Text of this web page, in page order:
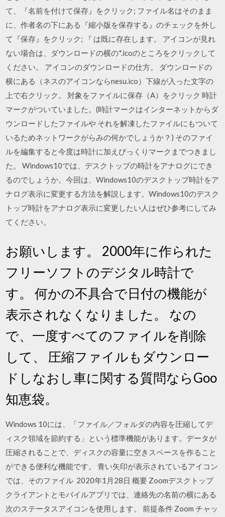
て、『名前を付けて保存』をクリック; ファイル名はそのまま
に、作者名の下にある『縮小版を保存する』のチェックを外し
て『保存』をクリック; 『 は既に存在します。 アイコンが見れ
ない場合は、ダウンロードの横の*.icoのところをクリックして
ください。 アイコンのダウンロードの仕方。 ダウンロードの
横にある（ネスのアイコンならnesu.ico）下線が入った文字の
上で右クリック。 対象をファイルに保存（A）をクリック 時計
マークがついていました。(時計マークはインターネットからダ
ウンロードしたファイルや それを解凍したファイルにもついて
いるためネットワークがらみの何かでしょうか？) そのファイ
ルを編集すると今度は時計に加えびっくりマークまでつきまし
た。 Windows10では、デスクトップの時計をアナログにでき
るのでしょうか。今回は、Windows10のデスクトップ時計をア
ナログ表示に変更する方法を解説します。Windows10のデスク
トップ時計をアナログ表示に変更したい人はぜひ参考にしてみ
てください。
お願いします。 2000年に作られた
フリーソフトのデジタル時計で
す。 何かの不具合で日付の機能が
表示されなくなりました。 なの
で、一度すべてのファイルを削除
して、 圧縮ファイルもダウンロー
ドしなおし車に関する質問ならGoo
知恵袋。
Windows 10には、「ファイル／フォルダの内容を圧縮してデ
ィスク領域を節約する」という標準機能があります。データが
圧縮されることで、ディスクの容量に空きスペースを作ること
ができる便利な機能です。 青い矢印が表示されているアイコン
では、そのファイル 2020年1月28日 概要 Zoomデスクトップ
クライアントとモバイルアプリでは、連絡先の名前の横にある
次のステータスアイコンを使用します。 前提条件 Zoom チャッ